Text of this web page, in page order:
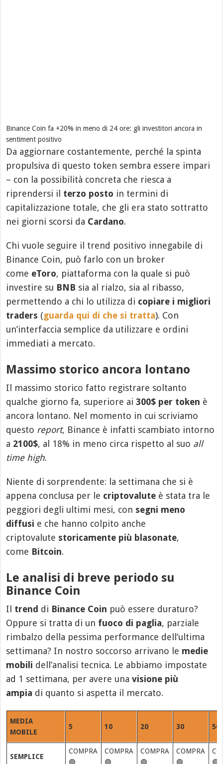
Binance Coin fa +20% in meno di 24 ore: gli investitori ancora in
sentiment positivo
Da aggiornare costantemente, perché la spinta
propulsiva di questo token sembra essere impari
– con la possibilità concreta che riesca a
riprendersi il terzo posto in termini di
capitalizzazione totale, che gli era stato sottratto
nei giorni scorsi da Cardano.
Chi vuole seguire il trend positivo innegabile di
Binance Coin, può farlo con un broker
come eToro, piattaforma con la quale si può
investire su BNB sia al rialzo, sia al ribasso,
permettendo a chi lo utilizza di copiare i migliori
traders (guarda qui di che si tratta). Con
un’interfaccia semplice da utilizzare e ordini
immediati a mercato.
Massimo storico ancora lontano
Il massimo storico fatto registrare soltanto
qualche giorno fa, superiore ai300$ per token è
ancora lontano. Nel momento in cui scriviamo
questo report, Binance è infatti scambiato intorno
a 2100$, al 18% in meno circa rispetto al suo all
time high.
Niente di sorprendente: la settimana che si è
appena conclusa per le criptovalute è stata tra le
peggiori degli ultimi mesi, con segni meno
diffusi e che hanno colpito anche
criptovalute storicamente più blasonate,
come Bitcoin.
Le analisi di breve periodo su
Binance Coin
Il trend di Binance Coin può essere duraturo?
Oppure si tratta di un fuoco di paglia, parziale
rimbalzo della pessima performance dell’ultima
settimana? In nostro soccorso arrivano le medie
mobili dell’analisi tecnica. Le abbiamo impostate
ad 1 settimana, per avere unavisione più
ampia di quanto si aspetta il mercato.
MEDIA
MOBILE
5 10 20 30 50
SEMPLICE
COMPRA
🟢
COMPRA
🟢
COMPRA
🟢
COMPRA
🟢
🟢